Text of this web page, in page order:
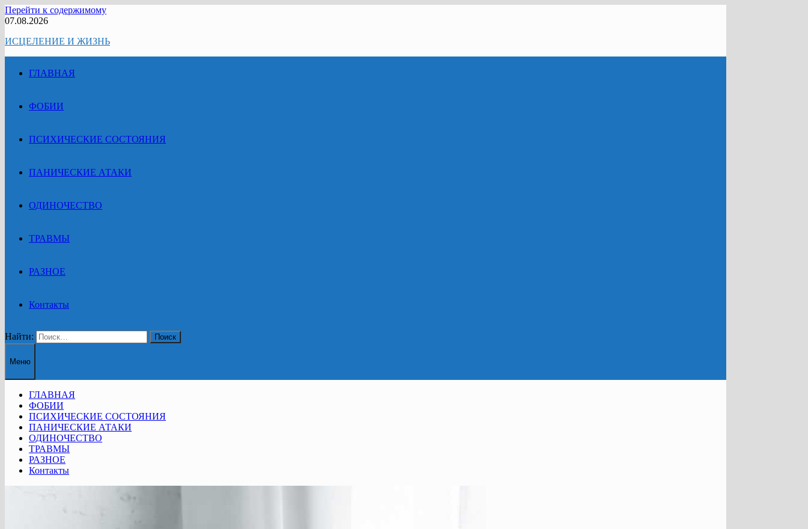
Перейти к содержимому
07.08.2026
ИСЦЕЛЕНИЕ И ЖИЗНЬ
ГЛАВНАЯ
ФОБИИ
ПСИХИЧЕСКИЕ СОСТОЯНИЯ
ПАНИЧЕСКИЕ АТАКИ
ОДИНОЧЕСТВО
ТРАВМЫ
РАЗНОЕ
Контакты
Найти:
Меню
ГЛАВНАЯ
ФОБИИ
ПСИХИЧЕСКИЕ СОСТОЯНИЯ
ПАНИЧЕСКИЕ АТАКИ
ОДИНОЧЕСТВО
ТРАВМЫ
РАЗНОЕ
Контакты